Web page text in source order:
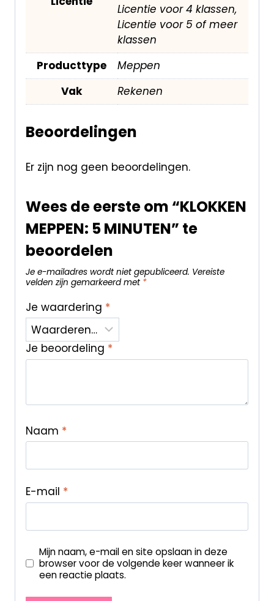
Licentie voor 4 klassen,
Licentie voor 5 of meer
klassen
Producttype
Meppen
Vak
Rekenen
Beoordelingen
Er zijn nog geen beoordelingen.
Wees de eerste om “KLOKKEN
MEPPEN: 5 MINUTEN” te
beoordelen
Je e-mailadres wordt niet gepubliceerd. Vereiste
velden zijn gemarkeerd met *
Je waardering *
Je beoordeling *
Naam *
E-mail *
Mijn naam, e-mail en site opslaan in deze
browser voor de volgende keer wanneer ik
een reactie plaats.